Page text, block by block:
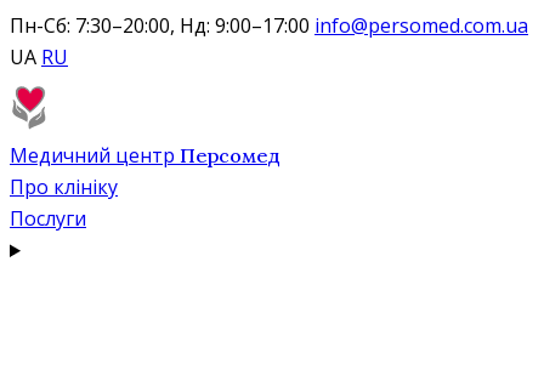
Пн-Сб: 7:30–20:00, Нд: 9:00–17:00 info@persomed.com.ua
UA RU
Медичний центр Персомед
Про клініку
Послуги